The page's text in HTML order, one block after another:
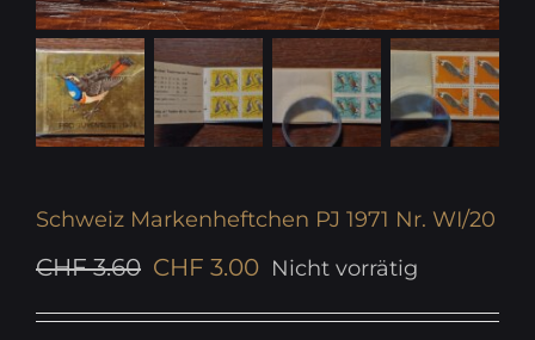
Schweiz Markenheftchen PJ 1971 Nr. WI/20
CHF3.60 Ursprünglicher
CHF 3.00Aktueller
Nicht vorrätig